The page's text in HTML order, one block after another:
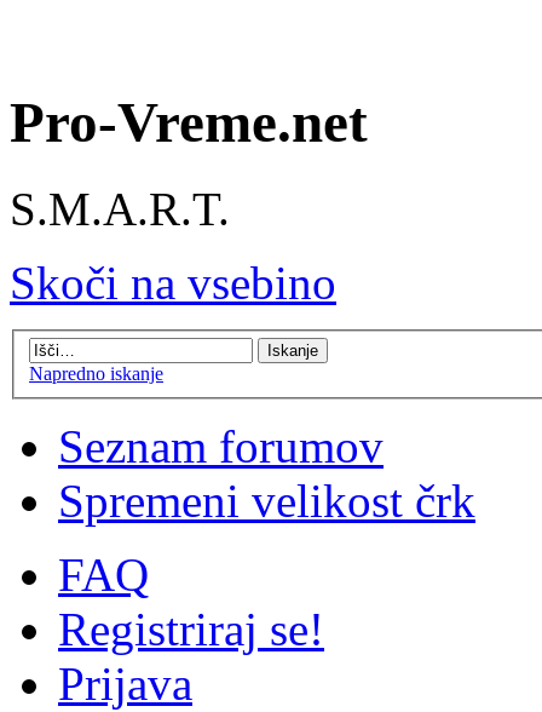
Pro-Vreme.net
S.M.A.R.T.
Skoči na vsebino
Napredno iskanje
Seznam forumov
Spremeni velikost črk
FAQ
Registriraj se!
Prijava